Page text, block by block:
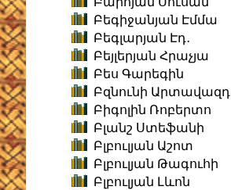
Բեգիջանյան Էմմա
Բեգլարյան Էդ․
Բեյլերյան Հրաչյա
Բես Գարեգին
Բզնունի Արտավազդ
Բիգոլին Ռոբերտո
Բլանշ Ստեֆանի
Բլբուլյան Աշոտ
Բլբուլյան Թագուհի
Բլբուլյան Լևոն